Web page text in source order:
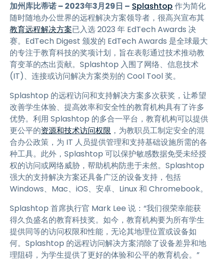
加州库比蒂诺 – 2023年3月29日 – Splashtop 作为简化
随时随地办公世界的远程解决方案领导者，很高兴宣布其
教育远程解决方案已入选 2023 年 EdTech Awards 决
赛。EdTech Digest 颁发的 EdTech Awards 是全球最大
的专注于教育科技的奖项计划，旨在表彰通过技术推动教
育变革的杰出贡献。Splashtop 入围了网络、信息技术
(IT)、连接或访问解决方案类别的 Cool Tool 奖。
Splashtop 的远程访问和支持解决方案多次获奖，让希望
改善学生体验、提高效率和安全性的教育机构具有了许多
优势。利用 Splashtop 的多合一平台，教育机构可以提供
更公平的资源和技术访问权限 ，为教职员工制定安全的混
合办公政策，为 IT 人员提供管理和支持基础设施所需的各
种工具。此外，Splashtop 可以保护敏感数据免受未经授
权的访问或网络威胁，帮助机构防患于未然。Splashtop
强大的支持解决方案还具备广泛的设备支持，包括
Windows、Mac、iOS、安卓、Linux 和 Chromebook。
Splashtop 首席执行官 Mark Lee 说：“我们很荣幸能获
得久负盛名的教育科技奖。如今，教育机构要为所有学生
提供同等的访问权限和性能，无论其地理位置或设备如
何。Splashtop 的远程访问解决方案消除了设备差异和地
理阻碍，为学生提供了更好的体验和公平的教育机会。”